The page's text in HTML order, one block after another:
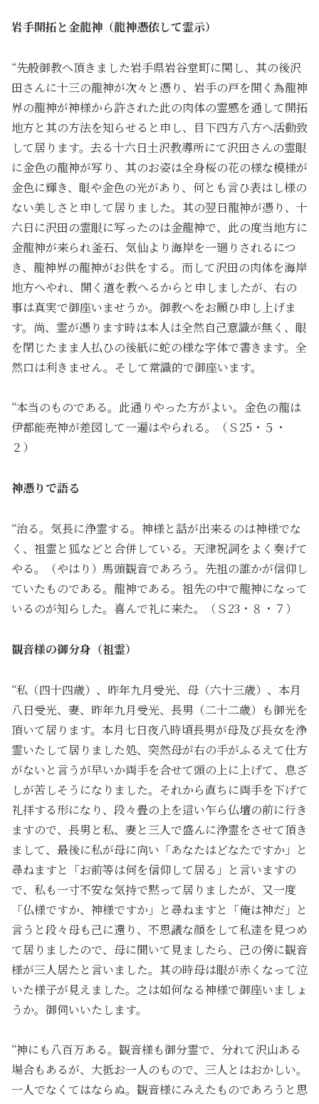
岩手開拓と金龍神（龍神憑依して霊示）
“先般御教へ頂きました岩手県岩谷堂町に関し、其の後沢
田さんに十三の龍神が次々と憑り、岩手の戸を開く為龍神
界の龍神が神様から許された此の肉体の霊感を通して開拓
地方と其の方法を知らせると申し、目下四方八方へ活動致
して居ります。去る十六日土沢教導所にて沢田さんの霊眼
に金色の龍神が写り、其のお姿は全身桜の花の様な模様が
金色に輝き、眼や金色の光があり、何とも言ひ表はし様の
ない美しさと申して居りました。其の翌日龍神が憑り、十
六日に沢田の霊眼に写ったのは金龍神で、此の度当地方に
金龍神が来られ釜石、気仙より海岸を一廻りされるにつ
き、龍神界の龍神がお供をする。而して沢田の肉体を海岸
地方へやれ、開く道を教へるからと申しましたが、右の
事は真実で御座いませうか。御教へをお願ひ申し上げま
す。尚、霊が憑ります時は本人は全然自己意識が無く、眼
を閉じたまま人払ひの後紙に蛇の様な字体で書きます。全
然口は利きません。そして常識的で御座います。
“本当のものである。此通りやった方がよい。金色の龍は
伊都能売神が差図して一遍はやられる。（Ｓ25・５・
２）
神憑りで語る
“治る。気長に浄霊する。神様と話が出来るのは神様でな
く、祖霊と狐などと合併している。天津祝詞をよく奏げて
やる。（やはり）馬頭観音であろう。先祖の誰かが信仰し
ていたものである。龍神である。祖先の中で龍神になって
いるのが知らした。喜んで礼に来た。（Ｓ23・８・７）
観音様の御分身（祖霊）
“私（四十四歳）、昨年九月受光、母（六十三歳）、本月
八日受光、妻、昨年九月受光、長男（二十二歳）も御光を
頂いて居ります。本月七日夜八時頃長男が母及び長女を浄
霊いたして居りました処、突然母が右の手がふるえて仕方
がないと言うが早いか両手を合せて頭の上に上げて、息ざ
しが苦しそうになりました。それから直ちに両手を下げて
礼拝する形になり、段々畳の上を這い乍ら仏壇の前に行き
ますので、長男と私、妻と三人で盛んに浄霊をさせて頂き
まして、最後に私が母に向い「あなたはどなたですか」と
尋ねますと「お前等は何を信仰して居る」と言いますの
で、私も一寸不安な気持で黙って居りましたが、又一度
「仏様ですか、神様ですか」と尋ねますと「俺は神だ」と
言うと段々母も己に還り、不思議な顔をして私達を見つめ
て居りましたので、母に聞いて見ましたら、己の傍に観音
様が三人居たと言いました。其の時母は眼が赤くなって泣
いた様子が見えました。之は如何なる神様で御座いましょ
うか。御伺いいたします。
“神にも八百万ある。観音様も御分霊で、分れて沢山ある
場合もあるが、大抵お一人のもので、三人とはおかしい。
一人でなくてはならぬ。観音様にみえたものであろうと思